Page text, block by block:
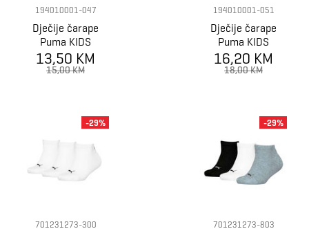
194010001-047
Dječije čarape
Puma KIDS
INVISIBLE 3P
13,50 KM
15,00 KM
194010001-051
Dječije čarape
Puma KIDS
INVISIBLE 3P
16,20 KM
18,00 KM
701231273-300
-29%
701231273-803
-29%